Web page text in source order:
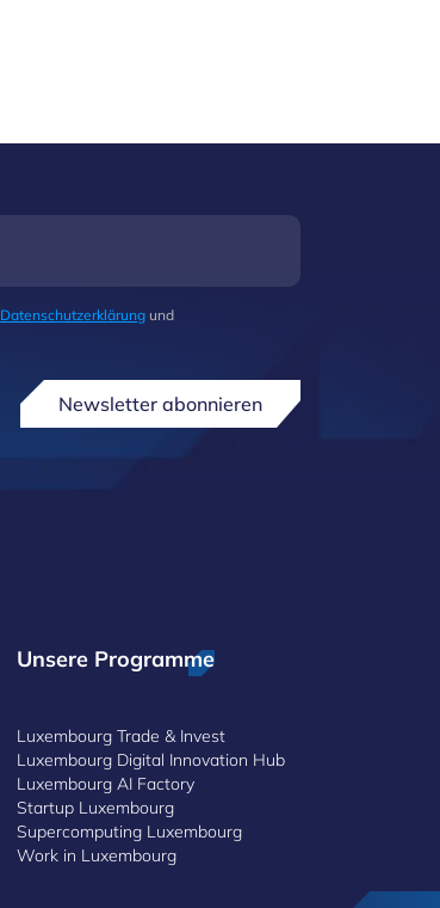
Datenschutzerklärung und
Newsletter abonnieren
Unsere Programme
Luxembourg Trade & Invest
Luxembourg Digital Innovation Hub
Luxembourg AI Factory
Startup Luxembourg
Supercomputing Luxembourg
Work in Luxembourg